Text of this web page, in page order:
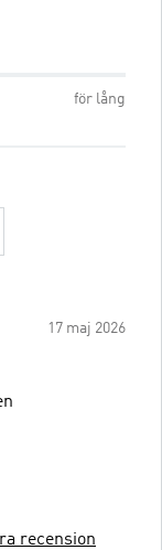
för lång
17 maj 2026
recension